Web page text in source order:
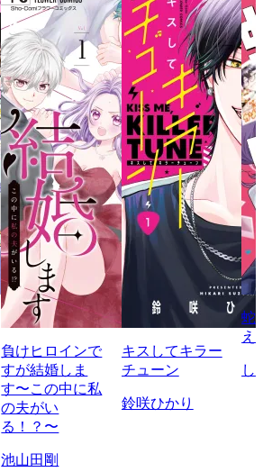
負けヒロインで
すが結婚しま
す〜この中に私
の夫がい
る！？〜
池山田剛
キスしてキラー
チューン
鈴咲ひかり
蛇
え
し